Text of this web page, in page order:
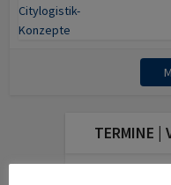
TERMINE |